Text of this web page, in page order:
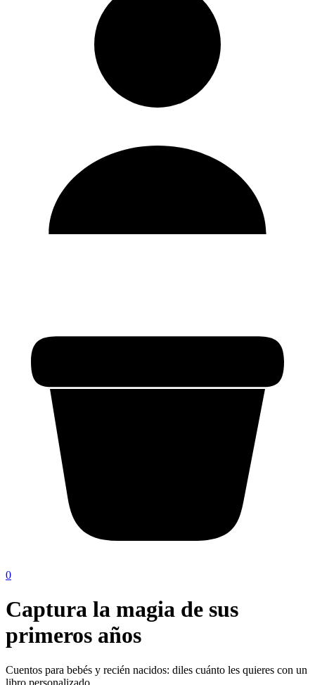
0
Captura la magia de sus
primeros años
Cuentos para bebés y recién nacidos: diles cuánto les quieres con un
libro personalizado